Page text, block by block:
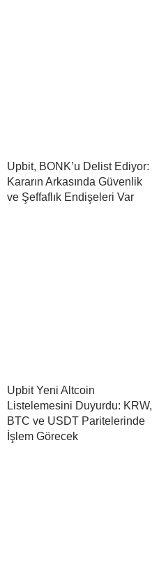
Upbit, BONK’u Delist Ediyor:
Kararın Arkasında Güvenlik
ve Şeffaflık Endişeleri Var
Upbit Yeni Altcoin
Listelemesini Duyurdu: KRW,
BTC ve USDT Paritelerinde
İşlem Görecek